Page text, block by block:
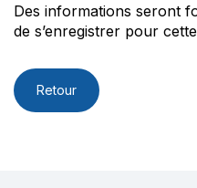
Des informations seront
de s’enregistrer pour
Retour